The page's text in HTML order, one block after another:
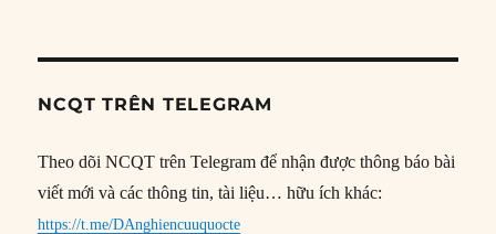
NCQT TRÊN TELEGRAM
Theo dõi NCQT trên Telegram để nhận được thông báo bài
viết mới và các thông tin, tài liệu… hữu ích khác:
https://t.me/DAnghiencuuquocte